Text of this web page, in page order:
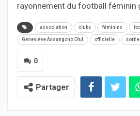
rayonnement du football féminin
association clubs féminins
Geneviève Assangono Olui officielle sortie
0
Partager